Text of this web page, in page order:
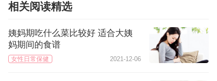
相关阅读精选
姨妈期吃什么菜比较好 适合大姨
妈期间的食谱
女性日常保健 2021-12-06